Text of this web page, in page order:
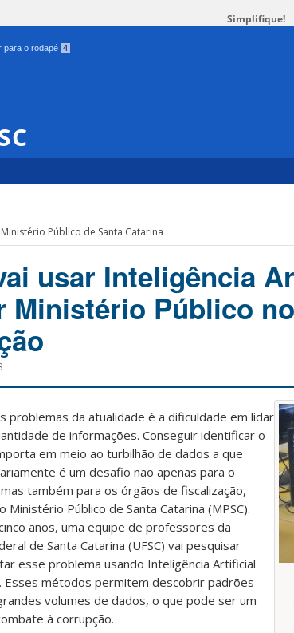
Simplifique!
para o rodapé 4
Público de Santa Catarina
usar Inteligência
Ministério Público
problemas da atualidade é a dificuldade em lidar
de informações. Conseguir identificar o
em meio ao turbilhão de dados a que
é um desafio não apenas para o
também para os órgãos de fiscalização,
Ministério Público de Santa Catarina (MPSC).
anos, uma equipe de professores da
de Santa Catarina (UFSC) vai pesquisar
esse problema usando Inteligência Artificial
Esses métodos permitem descobrir padrões
volumes de dados, o que pode ser um
à corrupção.